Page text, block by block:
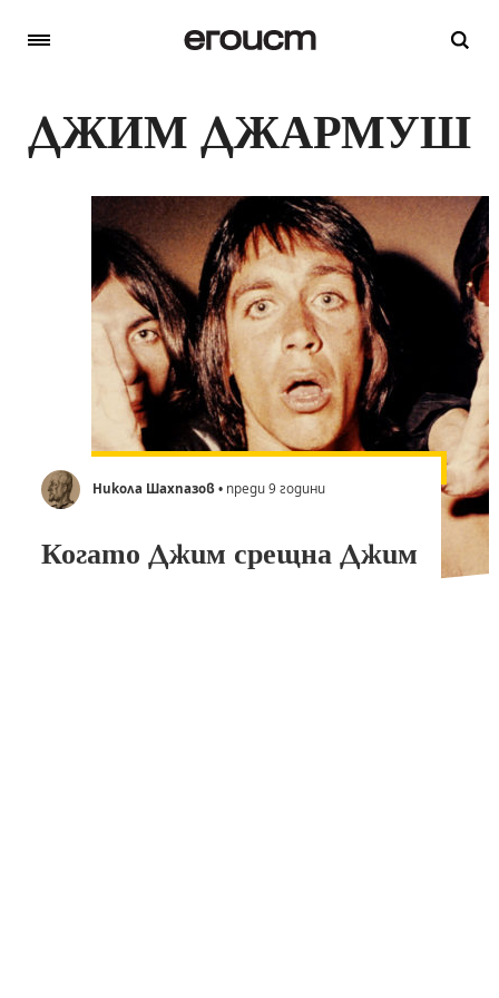
ДЖИМ ДЖАРМУШ
Никола Шахпазов• преди 9 години
Когато Джим срещна Джим